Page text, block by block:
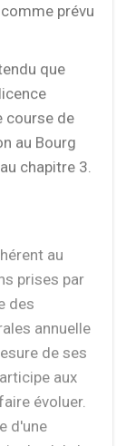
prévu
que
course de
au Bourg
chapitre 3.
des
annuelle
de ses
aux
évoluer.
d'une
du club, le